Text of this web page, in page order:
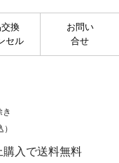
換
セル
お問い
合せ
入で送料無料